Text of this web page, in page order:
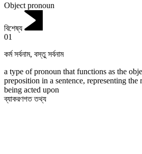
Object pronoun
বিশেষ্য
01
কর্ম সর্বনাম, বস্তু সর্বনাম
a type of pronoun that functions as the
preposition in a sentence, representing
being acted upon
ব্যাকরণগত তথ্য